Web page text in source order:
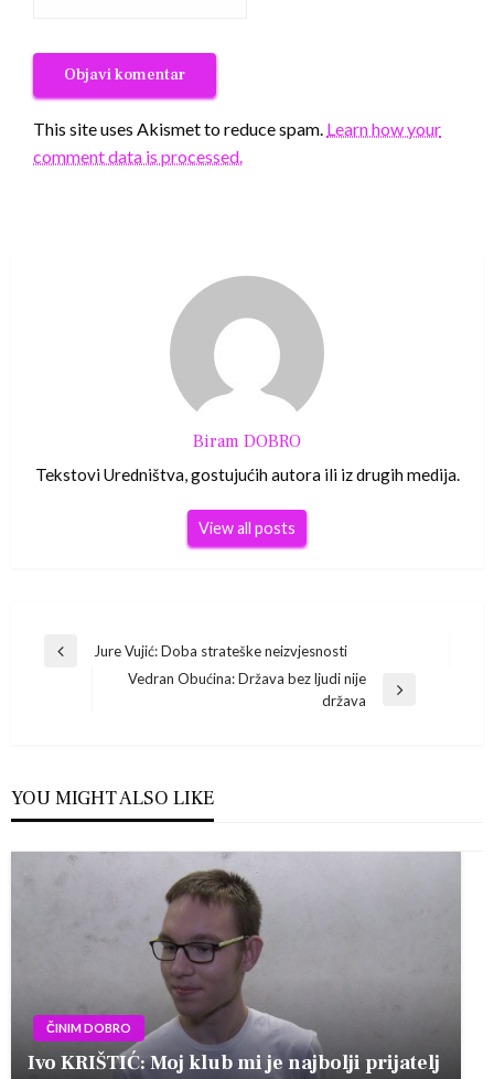
This site uses Akismet to reduce spam. Learn how your
comment data is processed.
Biram DOBRO
Tekstovi Uredništva, gostujućih autora ili iz drugih medija.
View all posts
Navigacija
Previous
Jure Vujić: Doba strateške neizvjesnosti
Vedran Obućina: Država bez ljudi nije
država
YOU MIGHT ALSO LIKE
ČINIM DOBRO
Ivo KRIŠTIĆ: Moj klub mi je najbolji prijatelj